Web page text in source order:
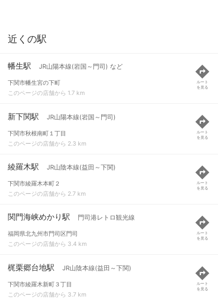
近くの駅
幡生駅 JR山陽本線(岩国～門司) など
下関市幡生宮の下町
このページの店舗から 1.7 km
ルート
を見る
新下関駅 JR山陽本線(岩国～門司)
下関市秋根南町１丁目
このページの店舗から 2.3 km
ルート
を見る
綾羅木駅 JR山陰本線(益田～下関)
下関市綾羅木本町２
このページの店舗から 2.7 km
ルート
を見る
関門海峡めかり駅 門司港レトロ観光線
福岡県北九州市門司区門司
このページの店舗から 3.4 km
ルート
を見る
梶栗郷台地駅 JR山陰本線(益田～下関)
下関市綾羅木新町３丁目
このページの店舗から 3.7 km
ルート
を見る